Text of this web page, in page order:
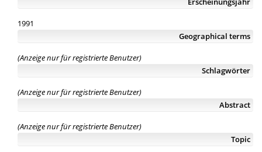
1991
Geographical terms
(Anzeige nur für registrierte Benutzer)
Schlagwörter
(Anzeige nur für registrierte Benutzer)
Abstract
(Anzeige nur für registrierte Benutzer)
Topic